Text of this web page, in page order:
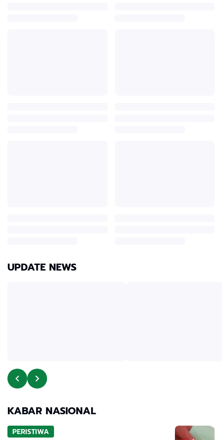
UPDATE NEWS
KABAR NASIONAL
PERISTIWA